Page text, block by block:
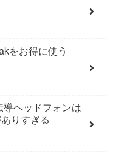
をお得に使う
ヘッドフォンは
りすぎる